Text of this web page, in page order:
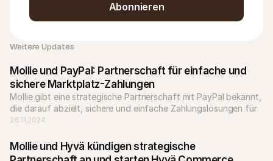
Abonnieren
Weitere Updates
Mollie und PayPal: Partnerschaft für einfache und
sichere Marktplatz-Zahlungen
Mollie gibt eine strategische Partnerschaft mit PayPal bekannt,
die darauf abzielt, sichere und einfache Zahlungslösungen für
Marktplatz-Plattformen in ganz Europa bereitzustellen.
26.11.2024
Mollie und Hyvä kündigen strategische